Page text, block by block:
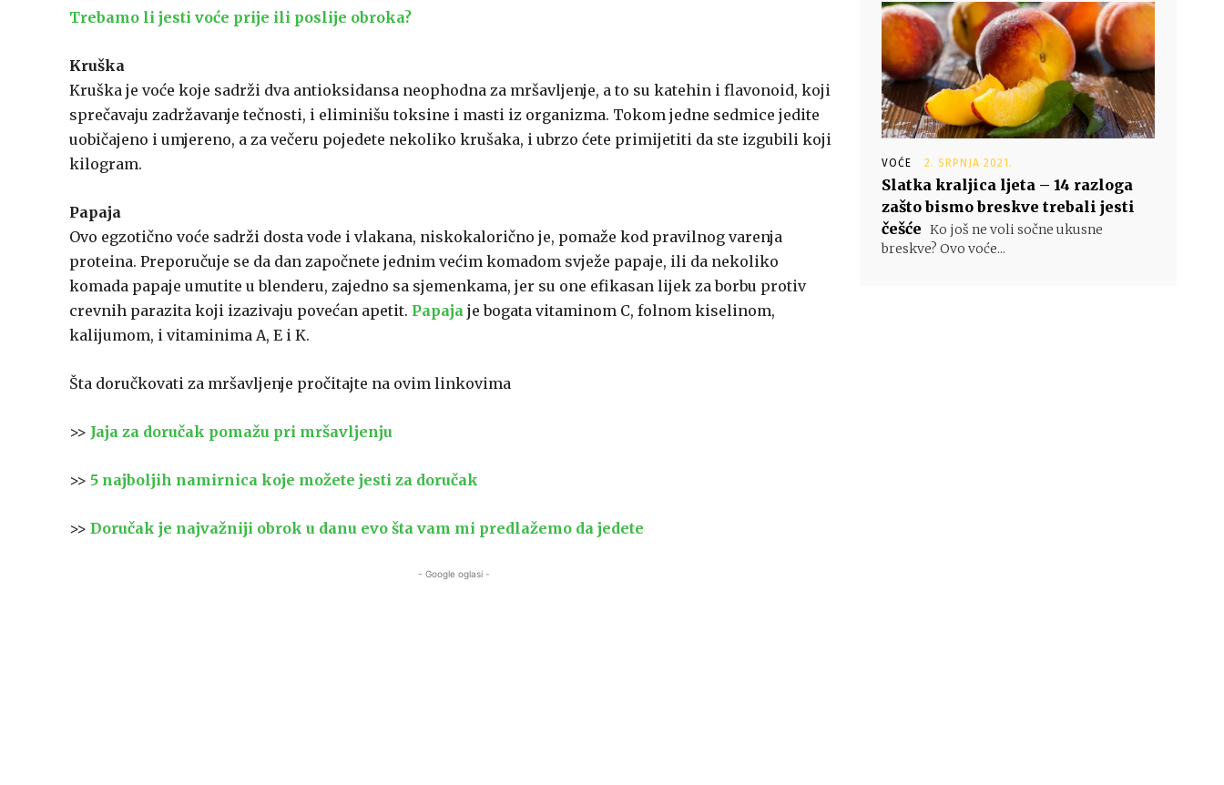
Trebamo li jesti voće prije ili poslije obroka?
Kruška
Kruška je voće koje sadrži dva antioksidansa neophodna za mršavljenje, a to su katehin i flavonoid, koji
sprečavaju zadržavanje tečnosti, i eliminišu toksine i masti iz organizma. Tokom jedne sedmice jedite
uobičajeno i umjereno, a za večeru pojedete nekoliko krušaka, i ubrzo ćete primijetiti da ste izgubili koji
kilogram.
Papaja
Ovo egzotično voće sadrži dosta vode i vlakana, niskokalorično je, pomaže kod pravilnog varenja
proteina. Preporučuje se da dan započnete jednim većim komadom svježe papaje, ili da nekoliko
komada papaje umutite u blenderu, zajedno sa sjemenkama, jer su one efikasan lijek za borbu protiv
crevnih parazita koji izazivaju povećan apetit. Papaja je bogata vitaminom C, folnom kiselinom,
kalijumom, i vitaminima A, E i K.
Šta doručkovati za mršavljenje pročitajte na ovim linkovima
>> Jaja za doručak pomažu pri mršavljenju
>> 5 najboljih namirnica koje možete jesti za doručak
>> Doručak je najvažniji obrok u danu evo šta vam mi predlažemo da jedete
- Google oglasi -
VOĆE 2. SRPNJA 2021.
Slatka kraljica ljeta – 14 razloga
zašto bismo breskve trebali jesti
češće Ko još ne voli sočne ukusne
breskve? Ovo voće...